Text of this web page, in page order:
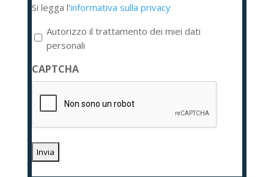
legga
l'informativa
sulla
privacy
*
Si legga l'informativa sulla privacy
Autorizzo il trattamento dei miei dati
personali
CAPTCHA